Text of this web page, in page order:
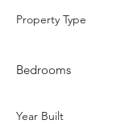
Property Type
Bedrooms
Year Built